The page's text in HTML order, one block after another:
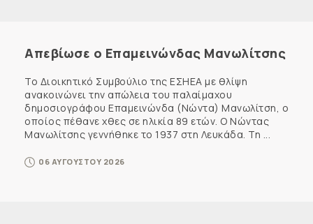
Απεβίωσε ο Επαμεινώνδας Μανωλίτσης
Το Διοικητικό Συμβούλιο της ΕΣΗΕΑ με θλίψη
ανακοινώνει την απώλεια του παλαίμαχου
δημοσιογράφου Επαμεινώνδα (Νώντα) Μανωλίτση, ο
οποίος πέθανε χθες σε ηλικία 89 ετών. Ο Νώντας
Μανωλίτσης γεννήθηκε το 1937 στη Λευκάδα. Τη ...
06 ΑΥΓΟΥΣΤΟΥ 2026